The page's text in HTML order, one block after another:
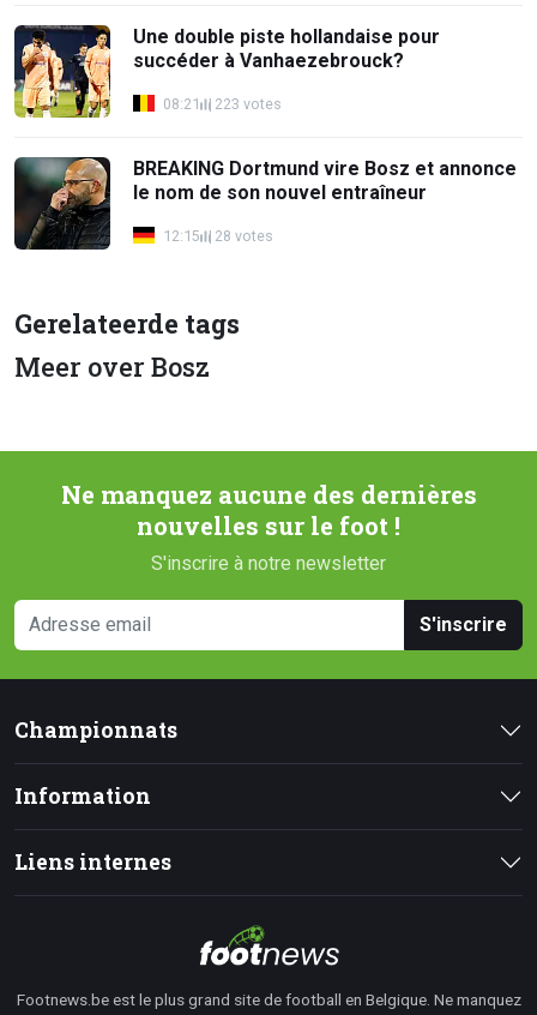
Une double piste hollandaise pour
succéder à Vanhaezebrouck?
08:21 223 votes
BREAKING Dortmund vire Bosz et annonce
le nom de son nouvel entraîneur
12:15 28 votes
Gerelateerde tags
Meer over Bosz
Ne manquez aucune des dernières
nouvelles sur le foot !
S'inscrire à notre newsletter
S'inscrire
Championnats
Information
Liens internes
Footnews.be est le plus grand site de football en Belgique. Ne manquez